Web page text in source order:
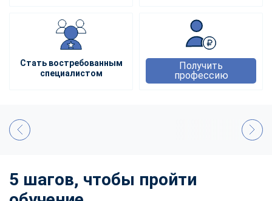
Стать востребованным
специалистом
Получить
профессию
5 шагов, чтобы пройти